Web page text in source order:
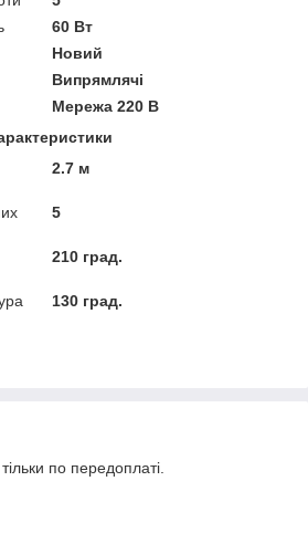
60 Вт
Новий
Випрямлячі
Мережа 220 В
2.7 м
5
210 град.
130 град.
по передоплаті.